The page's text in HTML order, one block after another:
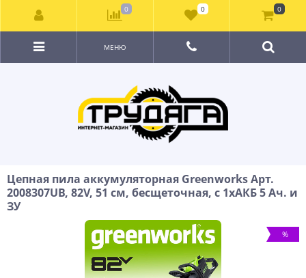
МЕНЮ
Цепная пила аккумуляторная Greenworks Арт.
2008307UB, 82V, 51 см, бесщеточная, с 1хАКБ 5 Ач. и
ЗУ
%
0 0 0